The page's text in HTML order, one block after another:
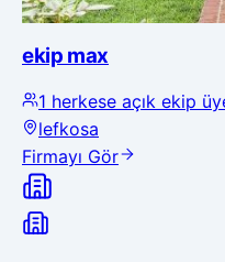
ekip max
1 herkese açık ekip
lefkosa
Firmayı Gör